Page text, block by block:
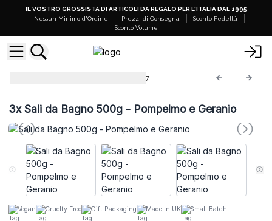
IL VOSTRO GROSSISTA DI ARTICOLI DA REGALO PER L'ITALIA DAL 1995
Nessun Minimo d'Ordine
Prezzi di Consegna
Sconto Fedeltà
Sconto Volume
ACSalt-07
3xSali da Bagno 500g - Pompelmo e Geranio
Vegan Cruelty Free Gift Packaging Made In UK Small Batch